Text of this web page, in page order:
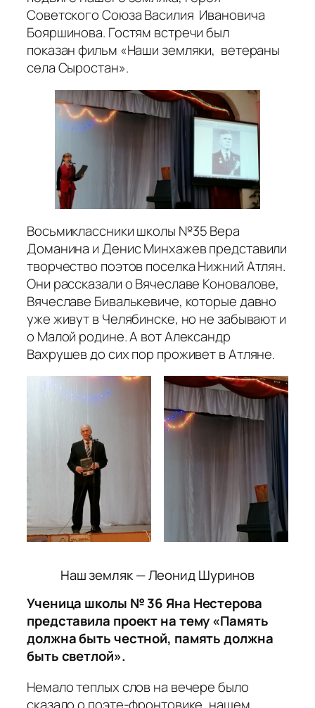
Советского Союза Василия Ивановича
Бояршинова. Гостям встречи был
показан фильм «Наши земляки, ветераны
села Сыростан».
Восьмиклассники школы №35 Вера
Доманина и Денис Минхажев представили
творчество поэтов поселка Нижний Атлян.
Они рассказали о Вячеславе Коновалове,
Вячеславе Бивалькевиче, которые давно
уже живут в Челябинске, но не забывают и
о Малой родине. А вот Александр
Вахрушев до сих пор проживет в Атляне.
Наш земляк — Леонид Шуринов
Ученица школы № 36 Яна Нестерова
представила проект на тему «Память
должна быть честной, память должна
быть светлой».
Немало теплых слов на вечере было